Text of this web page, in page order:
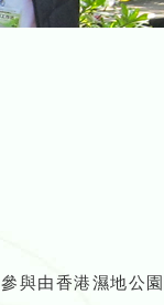
與由香港濕地公